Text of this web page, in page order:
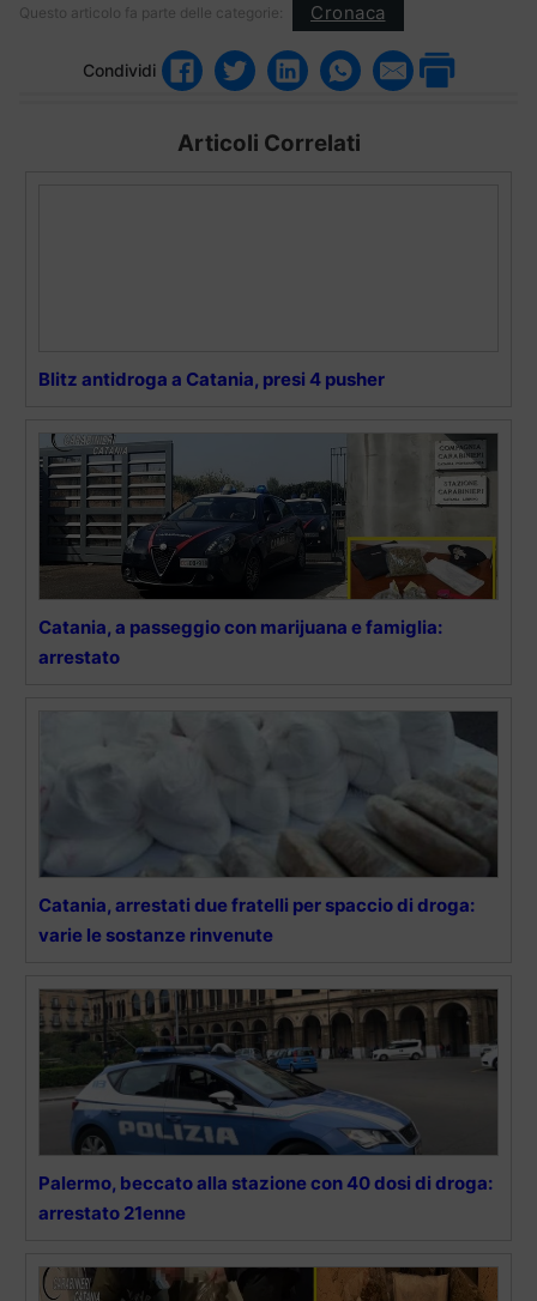
Questo articolo fa parte delle categorie: Cronaca
Condividi
Articoli Correlati
Blitz antidroga a Catania, presi 4 pusher
Catania, a passeggio con marijuana e famiglia:
arrestato
Catania, arrestati due fratelli per spaccio di droga:
varie le sostanze rinvenute
Palermo, beccato alla stazione con 40 dosi di droga:
arrestato 21enne